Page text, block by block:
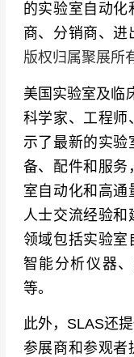
的实验室自动
商、分销商、进
版权归属聚展所
美国实验室及临
科学家、工程师
示了最新的实验
备、配件和服务
室自动化和高通
人士交流经验
领域包括实验室
智能分析仪器
等。
此外，SLAS还
参展商和参观者